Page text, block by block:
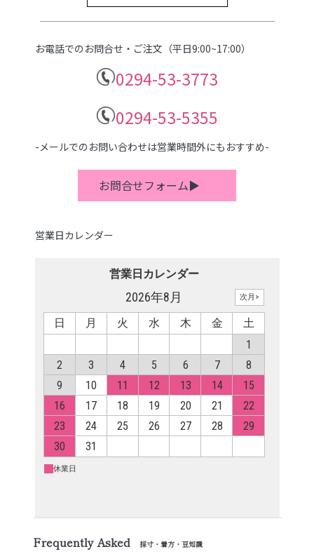
お電話でのお問合せ・ご注文（平日9:00~17:00）
0294-53-3773
0294-53-5355
-メールでのお問い合わせは営業時間外にもおすすめ-
お問合せフォーム▶
営業日カレンダー
Frequently Asked 採寸・着方・豆知識